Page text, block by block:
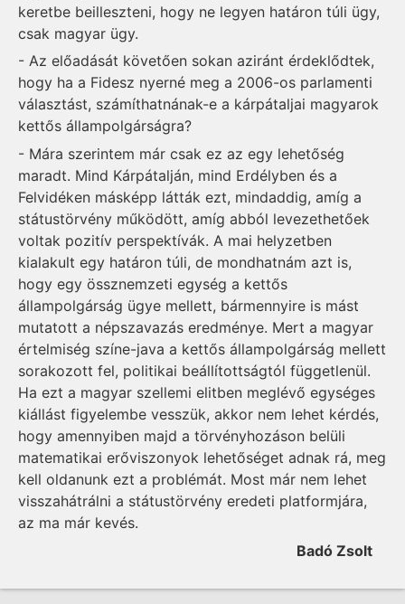
keretbe beilleszteni, hogy ne legyen határon túli ügy,
csak magyar ügy.
- Az előadását követően sokan aziránt érdeklődtek,
hogy ha a Fidesz nyerné meg a 2006-os parlamenti
választást, számíthatnának-e a kárpátaljai magyarok
kettős állampolgárságra?
- Mára szerintem már csak ez az egy lehetőség
maradt. Mind Kárpátalján, mind Erdélyben és a
Felvidéken másképp látták ezt, mindaddig, amíg a
státustörvény működött, amíg abból levezethetőek
voltak pozitív perspektívák. A mai helyzetben
kialakult egy határon túli, de mondhatnám azt is,
hogy egy össznemzeti egység a kettős
állampolgárság ügye mellett, bármennyire is mást
mutatott a népszavazás eredménye. Mert a magyar
értelmiség színe-java a kettős állampolgárság mellett
sorakozott fel, politikai beállítottságtól függetlenül.
Ha ezt a magyar szellemi elitben meglévő egységes
kiállást figyelembe vesszük, akkor nem lehet kérdés,
hogy amennyiben majd a törvényhozáson belüli
matematikai erőviszonyok lehetőséget adnak rá, meg
kell oldanunk ezt a problémát. Most már nem lehet
visszahátrálni a státustörvény eredeti platformjára,
az ma már kevés.
Badó Zsolt